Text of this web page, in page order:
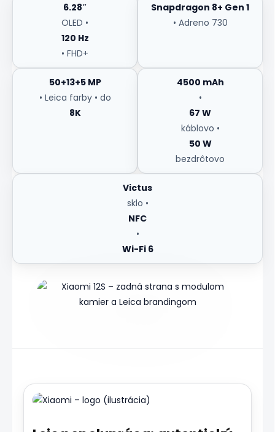
6.28″
OLED •
120 Hz
• FHD+
Snapdragon 8+ Gen 1
• Adreno 730
50+13+5 MP
• Leica farby • do
8K
4500 mAh
•
67 W
káblovo •
50 W
bezdrôtovo
Victus
sklo •
NFC
•
Wi-Fi 6
Commons